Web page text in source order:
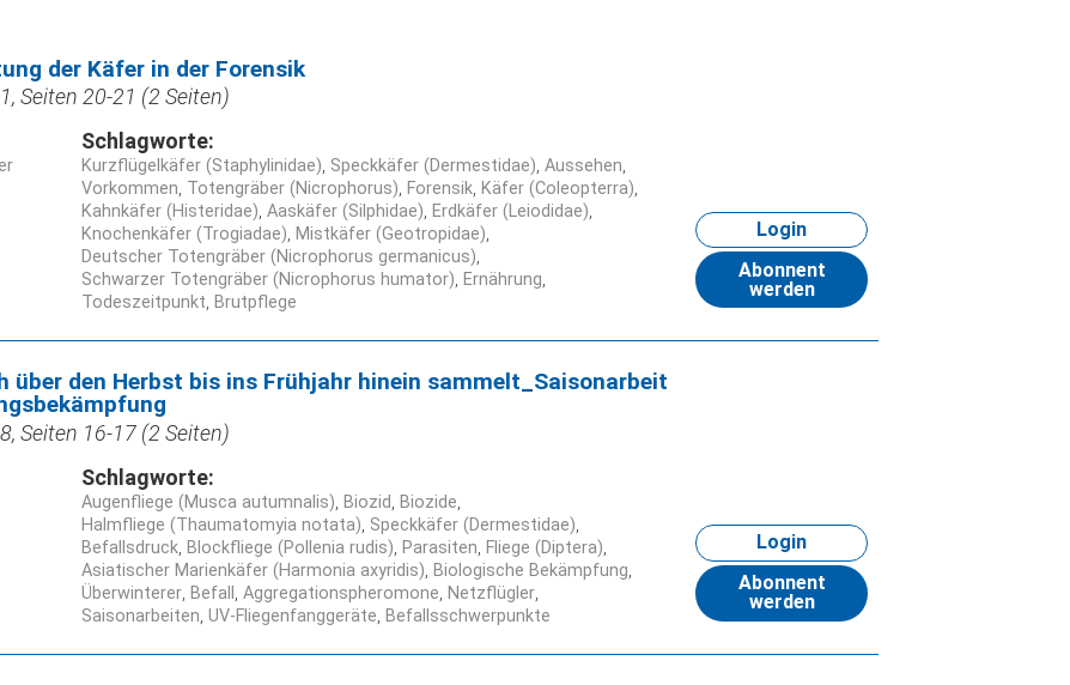
der Käfer in der Forensik
Seiten 20-21 (2 Seiten)
Schlagworte:
Kurzflügelkäfer (Staphylinidae) Speckkäfer (Dermestidae) Aussehen
Vorkommen Totengräber (Nicrophorus) Forensik Käfer (Coleopterra)
Kahnkäfer (Histeridae) Aaskäfer (Silphidae) Erdkäfer (Leiodidae)
Knochenkäfer (Trogiadae) Mistkäfer (Geotropidae)
Deutscher Totengräber (Nicrophorus germanicus)
Schwarzer Totengräber (Nicrophorus humator) Ernährung
Todeszeitpunkt Brutpflege
Login
Abonnent
werden
über den Herbst bis ins Frühjahr hinein sammelt_Saisonarbeit
Seiten 16-17 (2 Seiten)
Schlagworte:
Augenfliege (Musca autumnalis) Biozid
Biozide
Halmfliege (Thaumatomyia notata) Speckkäfer (Dermestidae)
Befallsdruck Blockfliege (Pollenia rudis) Parasiten Fliege (Diptera)
Asiatischer Marienkäfer (Harmonia axyridis) Biologische Bekämpfung
Überwinterer Befall Aggregationspheromone Netzflügler
Saisonarbeiten UV-Fliegenfanggeräte Befallsschwerpunkte
Login
Abonnent
werden